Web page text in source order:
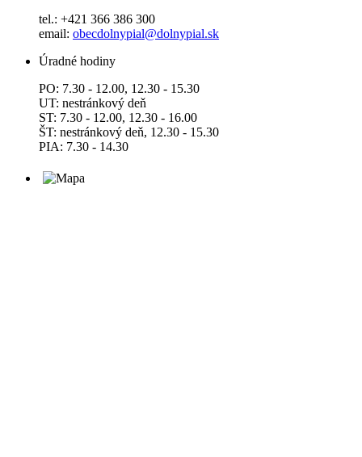
tel.: +421 366 386 300
email: obecdolnypial@dolnypial.sk
Úradné hodiny
PO: 7.30 - 12.00, 12.30 - 15.30
UT: nestránkový deň
ST: 7.30 - 12.00, 12.30 - 16.00
ŠT: nestránkový deň, 12.30 - 15.30
PIA: 7.30 - 14.30